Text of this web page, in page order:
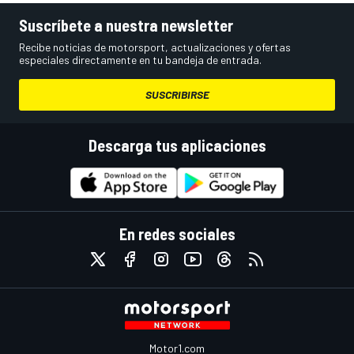
Suscríbete a nuestra newsletter
Recibe noticias de motorsport, actualizaciones y ofertas
especiales directamente en tu bandeja de entrada.
SUSCRIBIRSE
Descarga tus aplicaciones
En redes sociales
Motor1.com